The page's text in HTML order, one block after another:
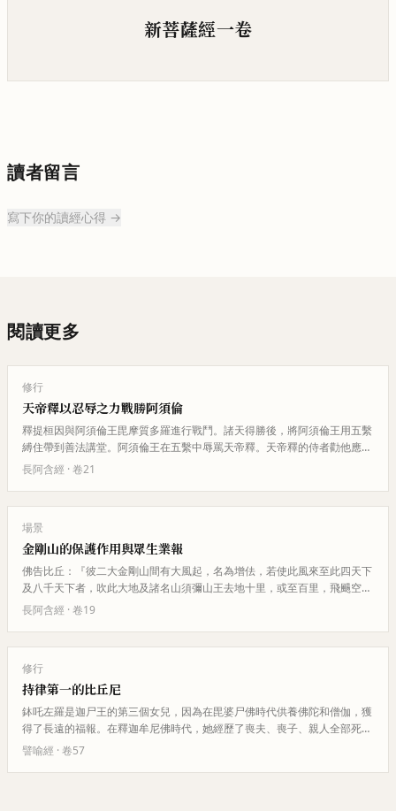
新菩薩經一卷
讀者留言
寫下你的讀經心得 →
閱讀更多
修行
天帝釋以忍辱之力戰勝阿須倫
釋提桓因與阿須倫王毘摩質多羅進行戰鬥。諸天得勝後，將阿須倫王用五繫
縛住帶到善法講堂。阿須倫王在五繫中辱罵天帝釋。天帝釋的侍者勸他應該
懲罰這個愚蠢的人，但帝釋以多…
長阿含經 · 卷21
場景
金剛山的保護作用與眾生業報
佛告比丘：『彼二大金剛山間有大風起，名為增佉，若使此風來至此四天下
及八千天下者，吹此大地及諸名山須彌山王去地十里，或至百里，飛颺空
中，皆悉糜碎。譬如壯士，手把輕…
長阿含經 · 卷19
修行
持律第一的比丘尼
鉢吒左羅是迦尸王的第三個女兒，因為在毘婆尸佛時代供養佛陀和僧伽，獲
得了長遠的福報。在釋迦牟尼佛時代，她經歷了喪夫、喪子、親人全部死亡
的巨大痛苦。在佛陀的教導下，…
譬喻經 · 卷57